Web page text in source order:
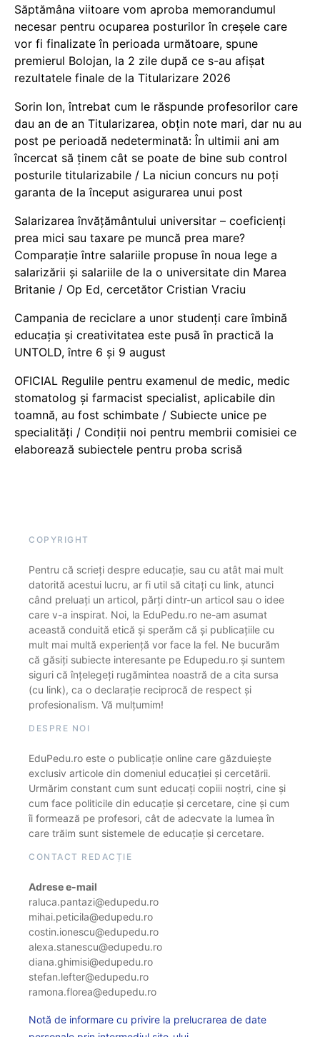
Săptămâna viitoare vom aproba memorandumul
necesar pentru ocuparea posturilor în creșele care
vor fi finalizate în perioada următoare, spune
premierul Bolojan, la 2 zile după ce s-au afișat
rezultatele finale de la Titularizare 2026
Sorin Ion, întrebat cum le răspunde profesorilor care
dau an de an Titularizarea, obțin note mari, dar nu au
post pe perioadă nedeterminată: În ultimii ani am
încercat să ținem cât se poate de bine sub control
posturile titularizabile / La niciun concurs nu poți
garanta de la început asigurarea unui post
Salarizarea învățământului universitar – coeficienți
prea mici sau taxare pe muncă prea mare?
Comparație între salariile propuse în noua lege a
salarizării și salariile de la o universitate din Marea
Britanie / Op Ed, cercetător Cristian Vraciu
Campania de reciclare a unor studenți care îmbină
educația și creativitatea este pusă în practică la
UNTOLD, între 6 și 9 august
OFICIAL Regulile pentru examenul de medic, medic
stomatolog și farmacist specialist, aplicabile din
toamnă, au fost schimbate / Subiecte unice pe
specialități / Condiții noi pentru membrii comisiei ce
elaborează subiectele pentru proba scrisă
COPYRIGHT
Pentru că scrieți despre educație, sau cu atât mai mult
datorită acestui lucru, ar fi util să citați cu link, atunci
când preluați un articol, părți dintr-un articol sau o idee
care v-a inspirat. Noi, la EduPedu.ro ne-am asumat
această conduită etică și sperăm că și publicațiile cu
mult mai multă experiență vor face la fel. Ne bucurăm
că găsiți subiecte interesante pe Edupedu.ro și suntem
siguri că înțelegeți rugămintea noastră de a cita sursa
(cu link), ca o declarație reciprocă de respect și
profesionalism. Vă mulțumim!
DESPRE NOI
EduPedu.ro este o publicație online care găzduiește
exclusiv articole din domeniul educației și cercetării.
Urmărim constant cum sunt educați copiii noștri, cine și
cum face politicile din educație și cercetare, cine și cum
îi formează pe profesori, cât de adecvate la lumea în
care trăim sunt sistemele de educație și cercetare.
CONTACT REDACȚIE
Adrese e-mail
raluca.pantazi@edupedu.ro
mihai.peticila@edupedu.ro
costin.ionescu@edupedu.ro
alexa.stanescu@edupedu.ro
diana.ghimisi@edupedu.ro
stefan.lefter@edupedu.ro
ramona.florea@edupedu.ro
Notă de informare cu privire la prelucrarea de date